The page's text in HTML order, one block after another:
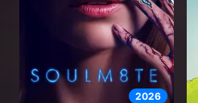
2026